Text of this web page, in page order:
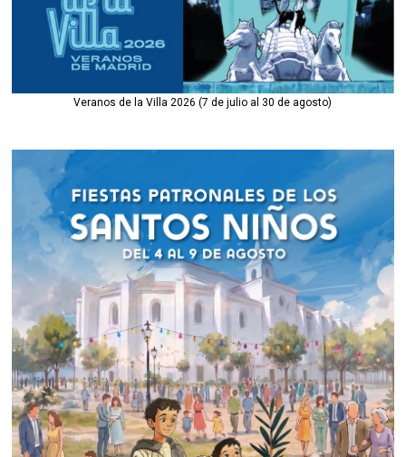
Veranos de la Villa 2026 (7 de julio al 30 de agosto)